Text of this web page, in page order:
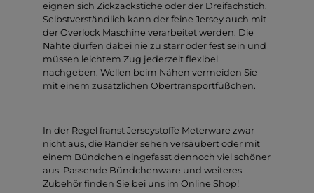
eignen sich Zickzackstiche oder der Dreifachstich.
Selbstverständlich kann der feine Jersey auch mit
der Overlock Maschine verarbeitet werden. Die
Nähte dürfen dabei nie zu starr oder fest sein und
müssen leichtem Zug jederzeit flexibel
nachgeben. Wellen beim Nähen vermeiden Sie
mit einem zusätzlichen Obertransportfüßchen.
In der Regel franst Jerseystoffe Meterware zwar
nicht aus, die Ränder sehen versäubert oder mit
einem Bündchen eingefasst dennoch viel schöner
aus. Passende Bündchenware und weiteres
Zubehör finden Sie bei uns im Online Shop!